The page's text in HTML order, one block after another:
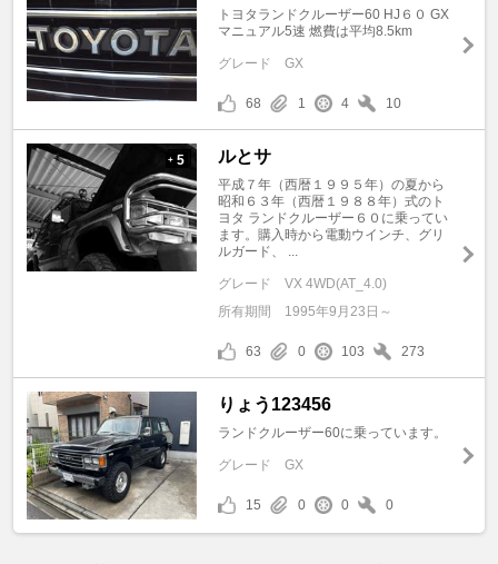
トヨタランドクルーザー60 HJ６０ GX
マニュアル5速 燃費は平均8.5km
グレード GX
68 1 4 10
+ 5 ルとサ
平成７年（西暦１９９５年）の夏から
昭和６３年（西暦１９８８年）式のト
ヨタ ランドクルーザー６０に乗ってい
ます。購入時から電動ウインチ、グリ
ルガード、 ...
グレード
VX 4WD(AT_4.0)
所有期間
1995年9月23日～
63 0 103 273
りょう123456
ランドクルーザー60に乗っています。
グレード GX
15 0 0 0